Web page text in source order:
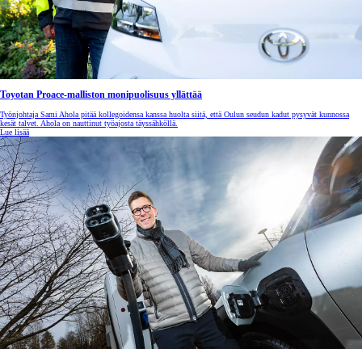
Toyotan Proace-malliston monipuolisuus yllättää
Työnjohtaja Sami Ahola pitää kollegoidensa kanssa huolta siitä, että Oulun seudun kadut pysyvät kunnossa
kesät talvet. Ahola on nauttinut työajosta täyssähköllä.
Lue lisää